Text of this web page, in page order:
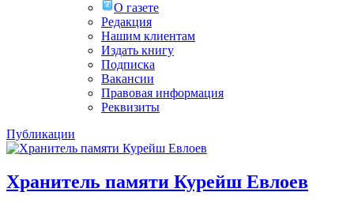
О газете
Редакция
Нашим клиентам
Издать книгу
Подписка
Вакансии
Правовая информация
Реквизиты
Публикации
Хранитель памяти Курейш Евлоев